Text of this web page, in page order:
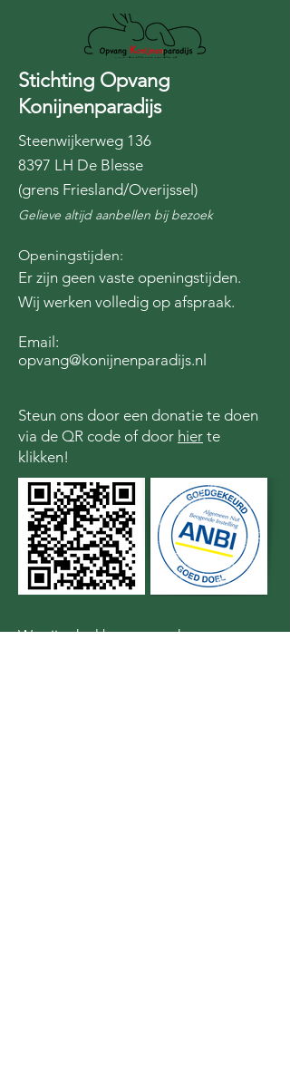
Stichting Opvang
Konijnenparadijs
Steenwijkerweg 136
8397 LH De Blesse
(grens Friesland/Overijssel)
Gelieve altijd aanbellen bij bezoek
Openingstijden:
Er zijn geen vaste openingstijden.
Wij werken volledig op afspraak.
Email:
opvang@konijnenparadijs.nl
Steun ons door een donatie te doen
via de QR code of door hier te
klikken!
We zijn dankbaar voor de steun van: